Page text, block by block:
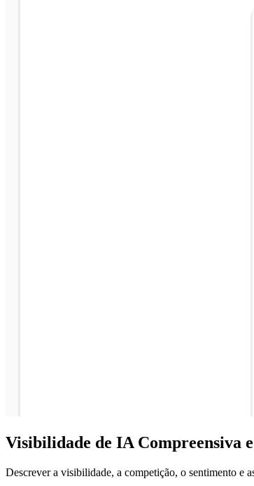
Visibilidade de IA Compreensiva e
Descrever a visibilidade, a competição, o sentimento e